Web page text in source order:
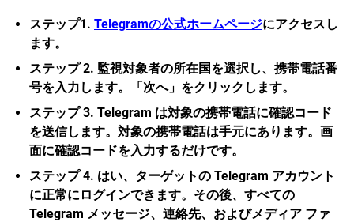
ステップ1. Telegramの公式ホームページにアクセスし
ます。
ステップ 2. 監視対象者の所在国を選択し、携帯電話番
号を入力します。「次へ」をクリックします。
ステップ 3. Telegram は対象の携帯電話に確認コード
を送信します。対象の携帯電話は手元にあります。画
面に確認コードを入力するだけです。
ステップ 4. はい、ターゲットの Telegram アカウント
に正常にログインできます。その後、すべての
Telegram メッセージ、連絡先、およびメディア ファ